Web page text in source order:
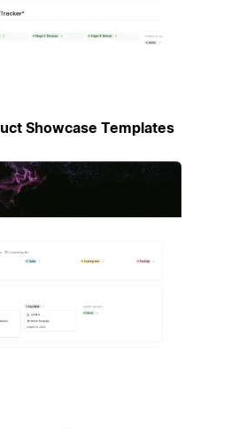
Showcase Templates